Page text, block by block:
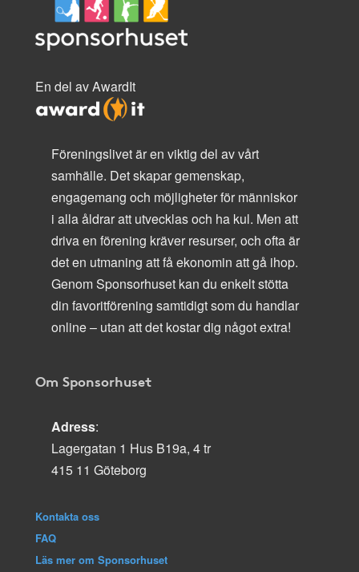
En del av AwardIt
Föreningslivet är en viktig del av vårt
samhälle. Det skapar gemenskap,
engagemang och möjligheter för människor
i alla åldrar att utvecklas och ha kul. Men att
driva en förening kräver resurser, och ofta är
det en utmaning att få ekonomin att gå ihop.
Genom Sponsorhuset kan du enkelt stötta
din favoritförening samtidigt som du handlar
online – utan att det kostar dig något extra!
Om Sponsorhuset
Adress:
Lagergatan 1 Hus B19a, 4 tr
415 11 Göteborg
Kontakta oss
FAQ
Läs mer om Sponsorhuset